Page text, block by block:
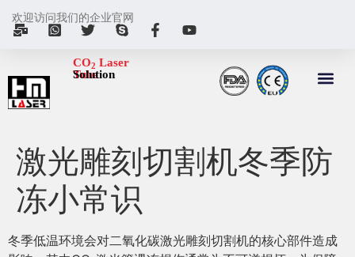
欢迎访问我们的企业官网
CO2 Laser
Tube
Solution
激光雕刻切割机冬季防
冻小常识
冬季低温环境会对二氧化碳激光雕刻切割机的核心部件造成